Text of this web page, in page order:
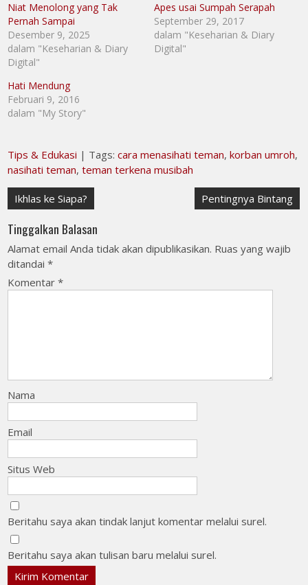
Niat Menolong yang Tak
Pernah Sampai
Desember 9, 2025
dalam "Keseharian & Diary
Digital"
Apes usai Sumpah Serapah
September 29, 2017
dalam "Keseharian & Diary
Digital"
Hati Mendung
Februari 9, 2016
dalam "My Story"
Tips & Edukasi | Tags:cara menasihati teman,korban umroh,
nasihati teman,teman terkena musibah
Navigasi
pos
Ikhlas ke Siapa? Pentingnya Bintang
Tinggalkan Balasan
Alamat email Anda tidak akan dipublikasikan. Ruas yang wajib
ditandai*
Komentar*
Nama
Email
Situs Web
Beritahu saya akan tindak lanjut komentar melalui surel.
Beritahu saya akan tulisan baru melalui surel.